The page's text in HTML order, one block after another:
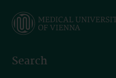
main
Search